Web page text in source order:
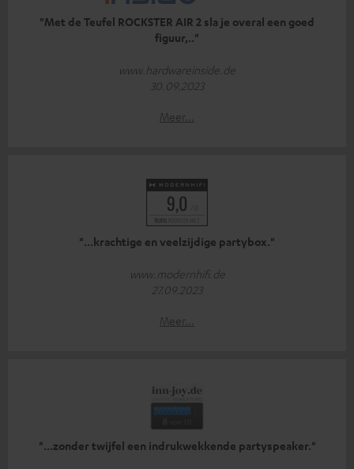
"Met de Teufel ROCKSTER AIR 2 sla je overal een goed
figuur,.."
www.hardwareinside.de
30.09.2023
Meer...
"...krachtige en veelzijdige partybox."
www.modernhifi.de
27.09.2023
Meer...
"...zonder twijfel een indrukwekkende partyspeaker."